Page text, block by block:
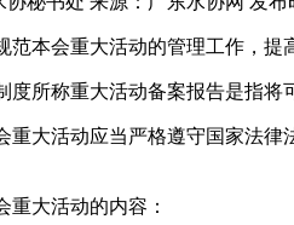
范本会重大活动的管理工作，提
度所称重大活动备案报告是指将
重大活动应当严格遵守国家法律
重大活动的内容：